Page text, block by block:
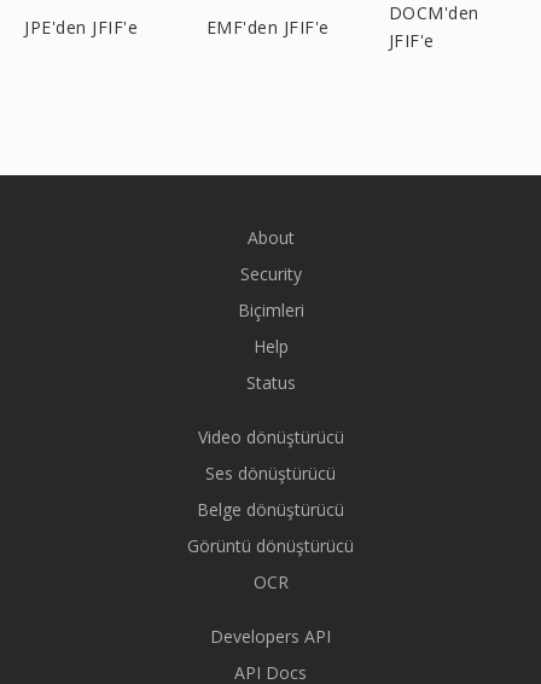
JPE'den JFIF'e EMF'den JFIF'e
DOCM'den
JFIF'e
About
Security
Biçimleri
Help
Status
Video dönüştürücü
Ses dönüştürücü
Belge dönüştürücü
Görüntü dönüştürücü
OCR
Developers API
API Docs